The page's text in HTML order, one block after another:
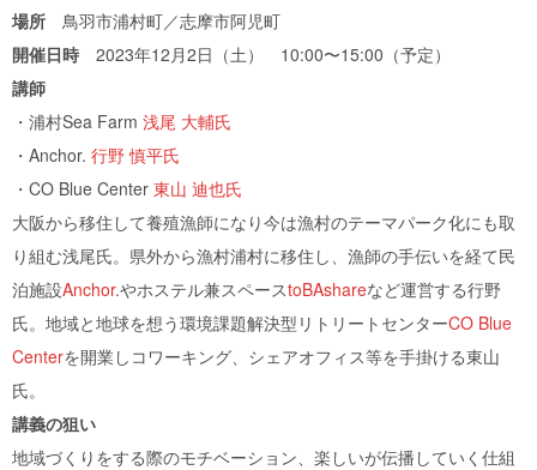
場所 鳥羽市浦村町／志摩市阿児町
開催日時 2023年12月2日（土） 10:00〜15:00（予定）
講師
・浦村Sea Farm 浅尾 大輔氏
・Anchor. 行野 慎平氏
・CO Blue Center 東山 迪也氏
大阪から移住して養殖漁師になり今は漁村のテーマパーク化にも取
り組む浅尾氏。県外から漁村浦村に移住し、漁師の手伝いを経て民
泊施設Anchor.やホステル兼スペースtoBAshareなど運営する行野
氏。地域と地球を想う環境課題解決型リトリートセンターCO Blue
Centerを開業しコワーキング、シェアオフィス等を手掛ける東山
氏。
講義の狙い
地域づくりをする際のモチベーション、楽しいが伝播していく仕組